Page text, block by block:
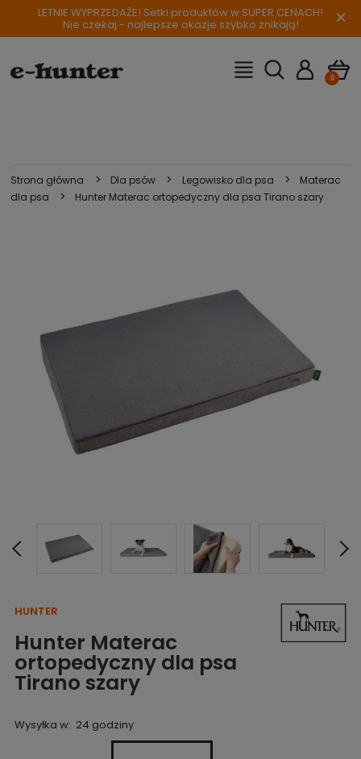
LETNIE WYPRZEDAŻE! Setki produktów w SUPER CENACH!
Nie czekaj - najlepsze okazje szybko znikają! ×
Strona główna > Dla psów > Legowisko dla psa >
Materac
dla psa
> Hunter Materac ortopedyczny dla psa Tirano szary
HUNTER
Hunter Materac
ortopedyczny dla psa
Tirano szary
Wysyłka w: 24 godziny